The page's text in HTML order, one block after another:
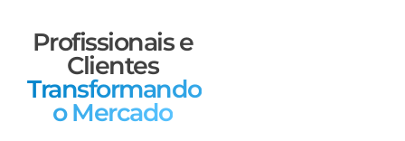
Profissionais e
Clientes
Transformando
o Mercado